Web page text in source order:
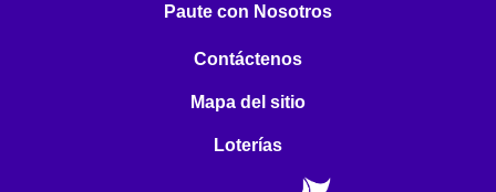
Paute con Nosotros
Contáctenos
Mapa del sitio
Loterías